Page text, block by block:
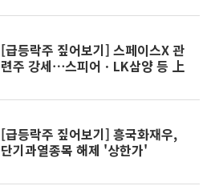
‘上’
[급등락주 짚어보기] 스페이스X 관
련주 강세⋯스피어ㆍLK삼양 등 上
[급등락주 짚어보기] 흥국화재우,
단기과열종목 해제 '상한가'